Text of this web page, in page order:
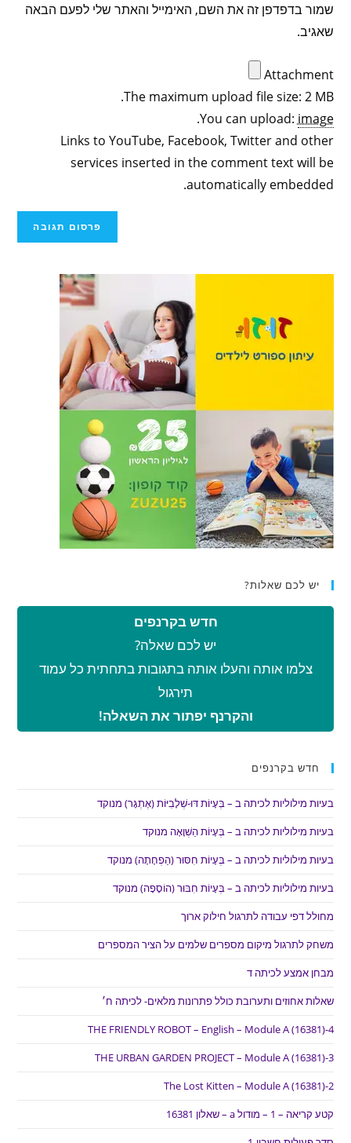
שמור בדפדפן זה את השם, האימייל והאתר שלי לפעם הבאה
שאגיב.
Attachment
The maximum upload file size: 2 MB.
You can upload: image
.
Links to YouTube, Facebook, Twitter and other
services inserted in the comment text will be
automatically embedded.
יש לכם שאלות?
חדש בקרנפים
יש לכם שאלה?
צלמו אותה והעלו אותה בתגובות בתחתית כל עמוד
תירגול
והקרנף יפתור את השאלה!
חדש בקרנפים
בעיות מילוליות לכיתה ב – בְּעָיוֹת דּוּ-שְׁלָבִיּוֹת (אֶתְגָּר) מנוקד
בעיות מילוליות לכיתה ב – בְּעָיוֹת הַשְׁוָאָה מנוקד
בעיות מילוליות לכיתה ב – בְּעָיוֹת חִסּוּר (הַפְחָתָה) מנוקד
בעיות מילוליות לכיתה ב – בְּעָיוֹת חִבּוּר (הוֹסָפָה) מנוקד
מחולל דפי עבודה לתרגול חילוק ארוך
משחק לתרגול מיקום מספרים שלמים על הציר המספרים
מבחן אמצע לכיתה ד
שאלות אחוזים ותערובת כולל פתרונות מלאים- לכיתה ח׳
THE FRIENDLY ROBOT – English – Module A (16381)-4
THE URBAN GARDEN PROJECT – Module A (16381)-3
The Lost Kitten – Module A (16381)-2
קטע קריאה – 1 – מודול a – שאלון 16381